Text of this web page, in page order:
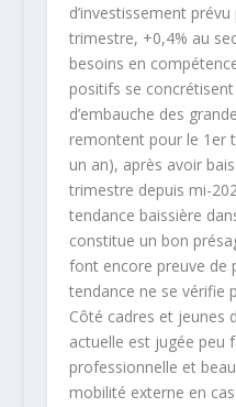
d’investissement
trimestre, +0,4% au
besoins en
positifs se
d’embauche des
remontent pour le 1er
un an), après avoir
trimestre depuis mi-
tendance baissière
constitue un bon
font encore preuve de
tendance ne se vérifie
Côté cadres et jeunes
actuelle est jugée peu
professionnelle et
mobilité externe en